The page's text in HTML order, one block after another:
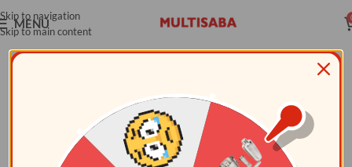
Skip to navigation
Skip to main content
MENÚ